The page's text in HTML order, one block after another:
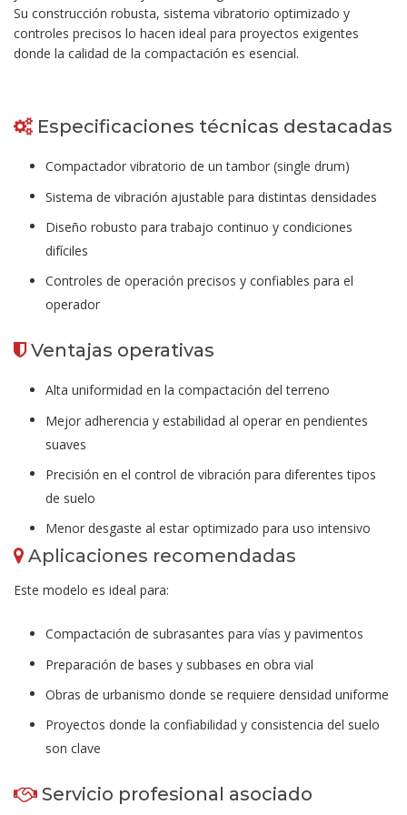
Su construcción robusta, sistema vibratorio optimizado y
controles precisos lo hacen ideal para proyectos exigentes
donde la calidad de la compactación es esencial.
Especificaciones técnicas destacadas
Compactador vibratorio de un tambor (single drum)
Sistema de vibración ajustable para distintas densidades
Diseño robusto para trabajo continuo y condiciones
difíciles
Controles de operación precisos y confiables para el
operador
Ventajas operativas
Alta uniformidad en la compactación del terreno
Mejor adherencia y estabilidad al operar en pendientes
suaves
Precisión en el control de vibración para diferentes tipos
de suelo
Menor desgaste al estar optimizado para uso intensivo
Aplicaciones recomendadas
Este modelo es ideal para:
Compactación de subrasantes para vías y pavimentos
Preparación de bases y subbases en obra vial
Obras de urbanismo donde se requiere densidad uniforme
Proyectos donde la confiabilidad y consistencia del suelo
son clave
Servicio profesional asociado